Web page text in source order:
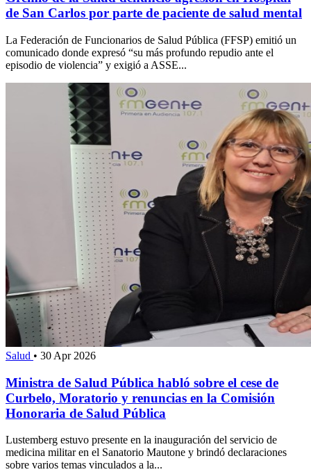
de San Carlos por parte de paciente de salud mental
La Federación de Funcionarios de Salud Pública (FFSP) emitió un
comunicado donde expresó “su más profundo repudio ante el
episodio de violencia” y exigió a ASSE...
Salud • 30 Apr 2026
Ministra de Salud Pública habló sobre el cese de
Curbelo, Moratorio y renuncias en la Comisión
Honoraria de Salud Pública
Lustemberg estuvo presente en la inauguración del servicio de
medicina militar en el Sanatorio Mautone y brindó declaraciones
sobre varios temas vinculados a la...